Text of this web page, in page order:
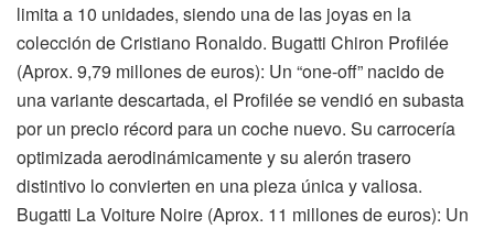
limita a 10 unidades, siendo una de las joyas en la
colección de Cristiano Ronaldo. Bugatti Chiron Profilée
(Aprox. 9,79 millones de euros): Un “one-off” nacido de
una variante descartada, el Profilée se vendió en subasta
por un precio récord para un coche nuevo. Su carrocería
optimizada aerodinámicamente y su alerón trasero
distintivo lo convierten en una pieza única y valiosa.
Bugatti La Voiture Noire (Aprox. 11 millones de euros): Un